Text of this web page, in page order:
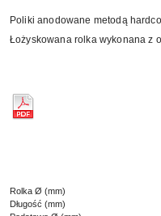
Poliki anodowane metodą
Łożyskowana rolka wykonana z
Rolka Ø (mm)
Długość (mm)